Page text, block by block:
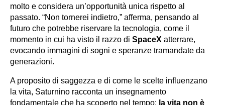
molto e considera un’opportunità unica rispetto al
passato. “Non tornerei indietro,” afferma, pensando al
futuro che potrebbe riservare la tecnologia, come il
momento in cui ha visto il razzo di SpaceX atterrare,
evocando immagini di sogni e speranze tramandate da
generazioni.
A proposito di saggezza e di come le scelte influenzano
la vita, Saturnino racconta un insegnamento
fondamentale che ha scoperto nel tempo: la vita non è